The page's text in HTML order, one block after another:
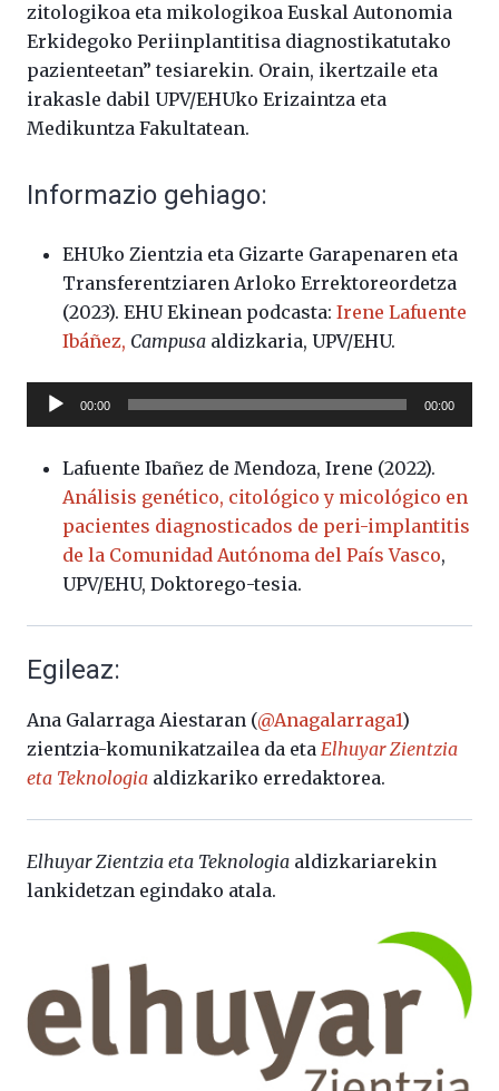
zitologikoa eta mikologikoa Euskal Autonomia
Erkidegoko Periinplantitisa diagnostikatutako
pazienteetan” tesiarekin. Orain, ikertzaile eta
irakasle dabil UPV/EHUko Erizaintza eta
Medikuntza Fakultatean.
Informazio gehiago:
EHUko Zientzia eta Gizarte Garapenaren eta
Transferentziaren Arloko Errektoreordetza
(2023). EHU Ekinean podcasta: Irene Lafuente
Ibáñez, Campusa aldizkaria, UPV/EHU.
Soinu
erreproduzigailua
00:00 00:00
Lafuente Ibañez de Mendoza, Irene (2022).
Análisis genético, citológico y micológico en
pacientes diagnosticados de peri-implantitis
de la Comunidad Autónoma del País Vasco,
UPV/EHU, Doktorego-tesia.
Egileaz:
Ana Galarraga Aiestaran (@Anagalarraga1)
zientzia-komunikatzailea da eta Elhuyar Zientzia
eta Teknologia aldizkariko erredaktorea.
Elhuyar Zientzia eta Teknologia aldizkariarekin
lankidetzan egindako atala.